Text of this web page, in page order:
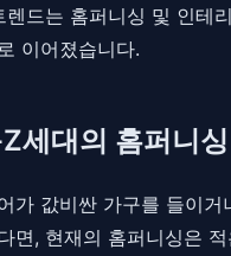
렌드는 홈퍼니싱 및 인테
이어졌습니다.
세대의 홈퍼니
가 값비싼 가구를 들이거
면, 현재의 홈퍼니싱은